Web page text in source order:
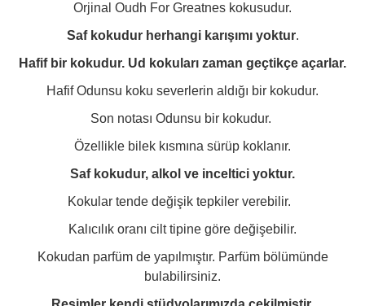
Orjinal Oudh For Greatnes kokusudur.
Saf kokudur herhangi karışımı yoktur.
Hafif bir kokudur. Ud kokuları zaman geçtikçe açarlar.
Hafif Odunsu koku severlerin aldığı bir kokudur.
Son notası Odunsu bir kokudur.
Özellikle bilek kısmına sürüp koklanır.
Saf kokudur, alkol ve inceltici yoktur.
Kokular tende değişik tepkiler verebilir.
Kalıcılık oranı cilt tipine göre değişebilir.
Kokudan parfüm de yapılmıştır. Parfüm bölümünde
bulabilirsiniz.